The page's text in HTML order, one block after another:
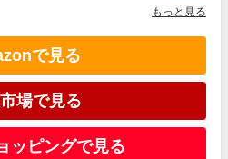
もっと見る
で見る
場で見る
ッピングで見る